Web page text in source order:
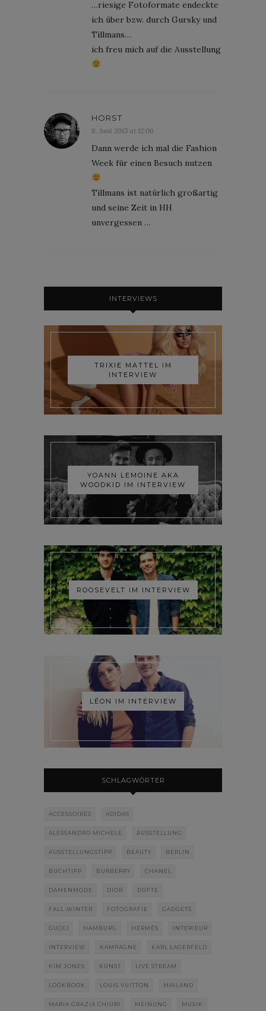
…riesige Fotoformate endeckte
ich über bzw. durch Gursky und
Tillmans…
ich freu mich auf die Ausstellung
HORST
8. Juni 2015 at 12:06
Dann werde ich mal die Fashion
Week für einen Besuch nutzen
Tillmans ist natürlich großartig
und seine Zeit in HH
unvergessen …
INTERVIEWS
TRIXIE MATTEL IM
INTERVIEW
YOANN LEMOINE AKA
WOODKID IM INTERVIEW
ROOSEVELT IM INTERVIEW
LÉON IM INTERVIEW
SCHLAGWÖRTER
ACCESSOIRES ADIDAS
ALESSANDRO MICHELE AUSSTELLUNG
AUSSTELLUNGSTIPP BEAUTY BERLIN
BUCHTIPP BURBERRY CHANEL
DAMENMODE DIOR DÜFTE
FALL-WINTER FOTOGRAFIE GADGETS
GUCCI HAMBURG HERMÈS INTERIEUR
INTERVIEW KAMPAGNE KARL LAGERFELD
KIM JONES KUNST LIVE STREAM
LOOKBOOK LOUIS VUITTON MAILAND
MARIA GRAZIA CHIURI MEINUNG MUSIK